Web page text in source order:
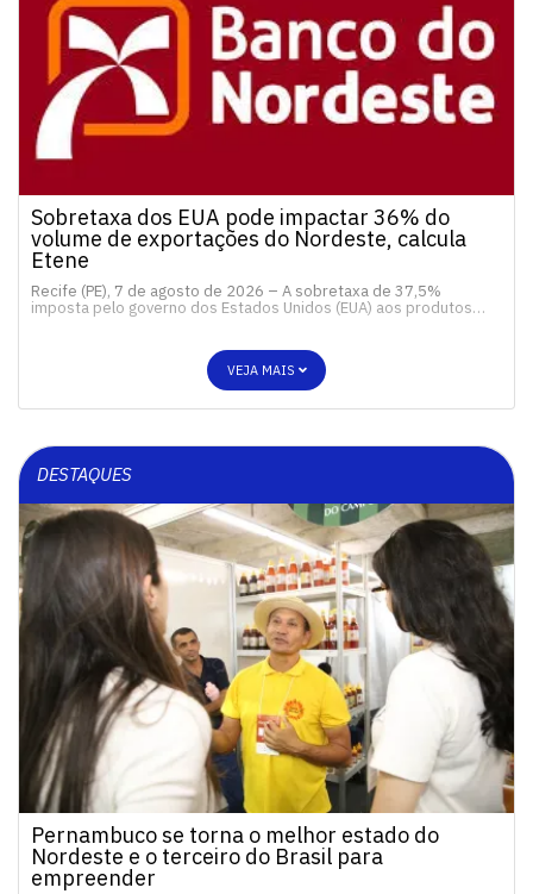
Sobretaxa dos EUA pode impactar 36% do
volume de exportações do Nordeste, calcula
Etene
Recife (PE), 7 de agosto de 2026 – A sobretaxa de 37,5%
imposta pelo governo dos Estados Unidos (EUA) aos produtos…
VEJA MAIS
DESTAQUES
Pernambuco se torna o melhor estado do
Nordeste e o terceiro do Brasil para
empreender